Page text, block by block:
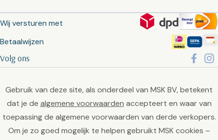
Wij versturen met
Betaalwijzen
Volg ons
Gebruik van deze site, als onderdeel van MSK BV, betekent
dat je de algemene voorwaarden accepteert en waar van
toepassing de algemene voorwaarden van derde verkopers.
Om je zo goed mogelijk te helpen gebruikt MSK cookies –